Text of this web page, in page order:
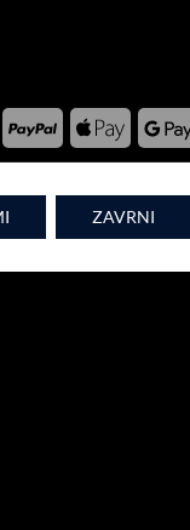
PayPal Apple
Pay
ZAVRNI